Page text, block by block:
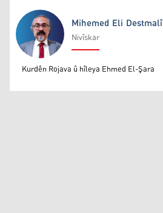
Mihemed Eli Destmalî
Mihemed Eli Destmalî
Nivîskar
Kurdên Rojava û hîleya Ehmed El-Şara